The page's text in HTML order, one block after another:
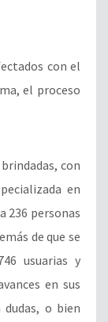
con el
el proceso
con
en
236 personas
de que se
usuarias y
en sus
o bien